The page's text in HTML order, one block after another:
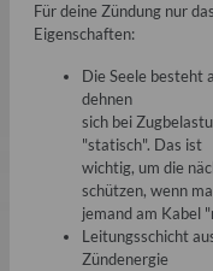
Für deine Zündung nur
Eigenschaften:
Die Seele besteht
dehnen
sich bei
"statisch". Das ist
wichtig, um die
schützen, wenn
jemand am Kabel
Leitungsschicht
Zündenergie